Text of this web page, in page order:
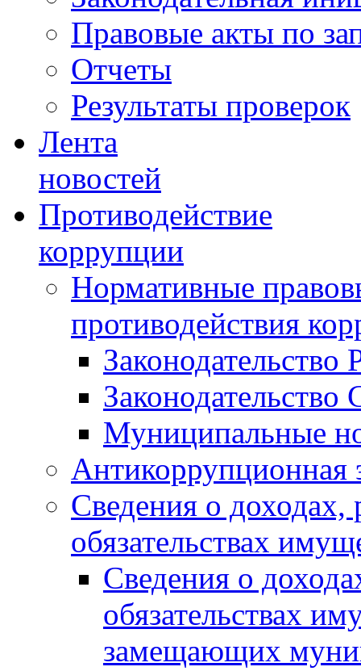
Правовые акты по
Отчеты
Результаты проверок
Лента
новостей
Противодействие
коррупции
Нормативные
противодействия
Законодательство
Муниципальные
Антикоррупционная
Сведения о доходах,
обязательствах
Сведения о
обязательствах
замещающих